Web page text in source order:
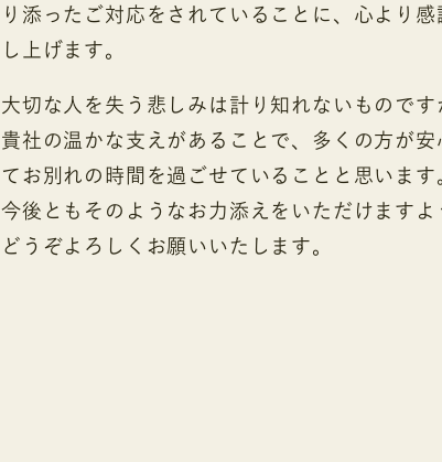
り添ったご対応をされていることに、心より感
し上げます。
大切な人を失う悲しみは計り知れないものです
貴社の温かな支えがあることで、多くの方が安
てお別れの時間を過ごせていることと思います
今後ともそのようなお力添えをいただけますよ
どうぞよろしくお願いいたします。